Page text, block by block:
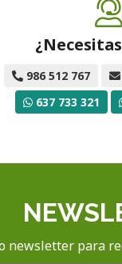
986 512 767
637 733 321
newsletter para